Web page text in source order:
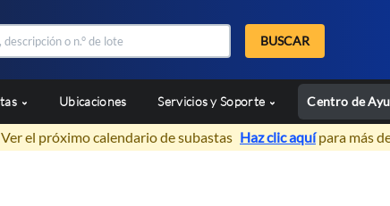
BUSCAR
Ubicaciones Servicios y Soporte Centro de
Ver el próximo calendario de subastas Haz clic aquípara más